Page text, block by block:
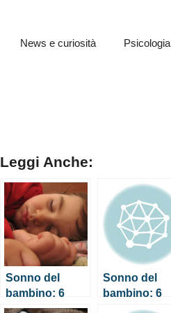
News e curiosità Psicologia
Leggi Anche:
Sonno del
bambino: 6
consigli utili
Sonno del
bambino: 6
consigli utili